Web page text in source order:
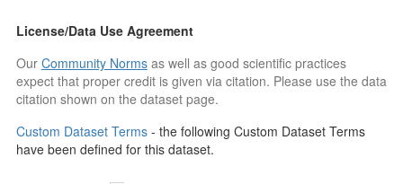
License/Data Use Agreement
Our Community Normsas well as good scientific practices
expect that proper credit is given via citation. Please use the data
citation shown on the dataset page.
Custom Dataset Terms - the following Custom Dataset Terms
have been defined for this dataset.